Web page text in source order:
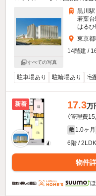
すべての写真
黒川駅
若葉
はる
東京
14階建 /
駐車場あり 駐輪場あり 宅
新着 17.3万
（管理費
敷 1.0ヶ月
6階 /
物件